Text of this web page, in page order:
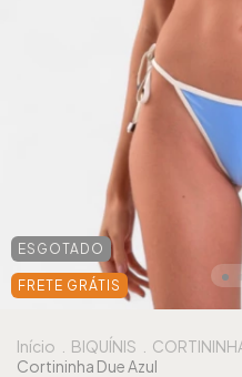
ESGOTADO
FRETE GRÁTIS
Início BIQUÍNIS
Cortininha Due Azul